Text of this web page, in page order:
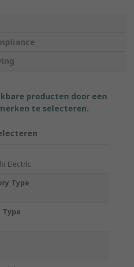
producten door een
te selecteren.
Electric
Type
Type